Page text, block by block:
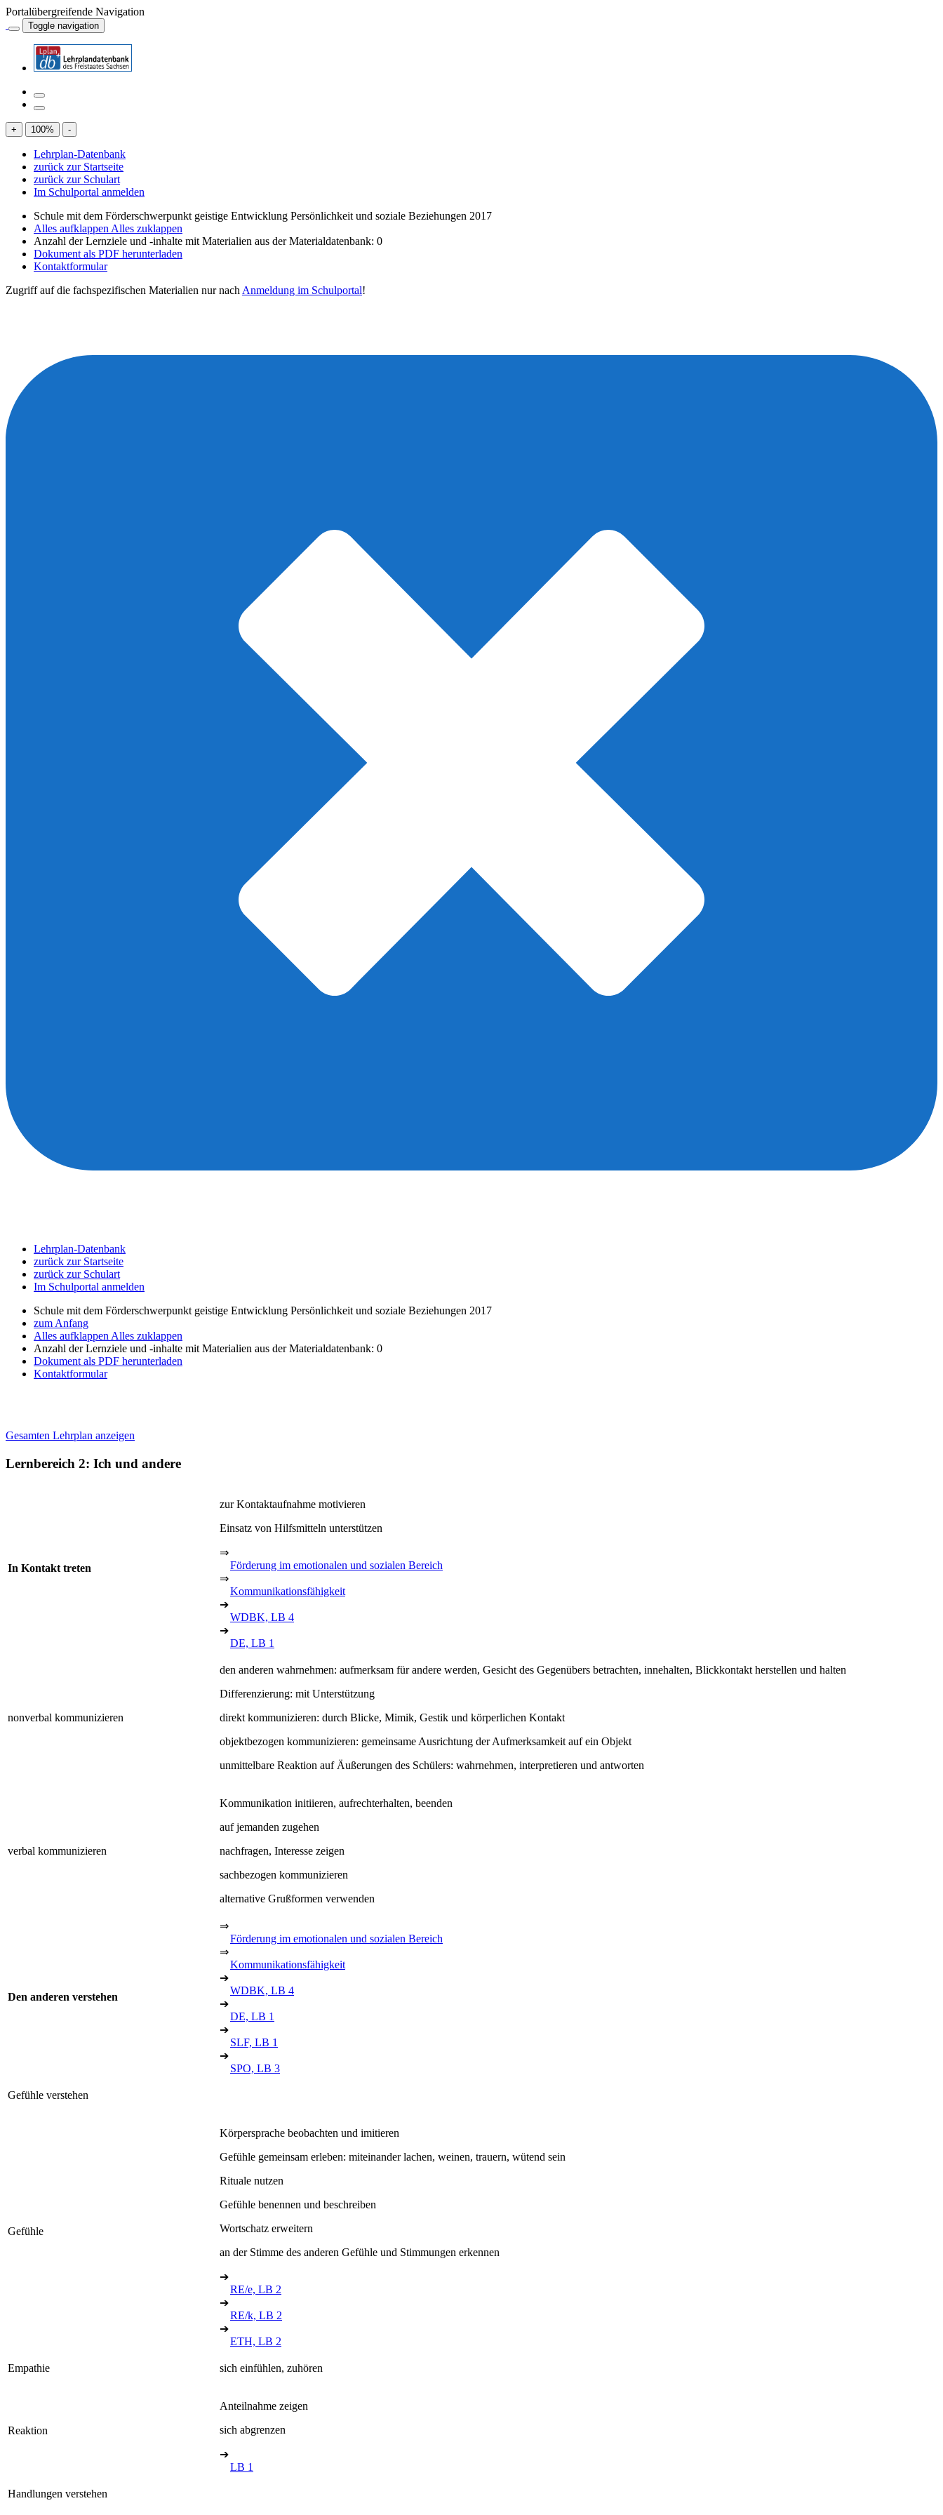
Portalübergreifende Navigation
Toggle navigation
+ 100% -
Lehrplan-Datenbank
zurück zur Startseite
zurück zur Schulart
Im Schulportal anmelden
Schule mit dem Förderschwerpunkt geistige Entwicklung Persönlichkeit und soziale Beziehungen 2017
Alles aufklappen Alles zuklappen
Anzahl der Lernziele und -inhalte mit Materialien aus der Materialdatenbank: 0
Dokument als PDF herunterladen
Kontaktformular
Zugriff auf die fachspezifischen Materialien nur nach Anmeldung im Schulportal!
Lehrplan-Datenbank
zurück zur Startseite
zurück zur Schulart
Im Schulportal anmelden
Schule mit dem Förderschwerpunkt geistige Entwicklung Persönlichkeit und soziale Beziehungen 2017
zum Anfang
Alles aufklappen Alles zuklappen
Anzahl der Lernziele und -inhalte mit Materialien aus der Materialdatenbank: 0
Dokument als PDF herunterladen
Kontaktformular
Gesamten Lehrplan anzeigen
Lernbereich 2: Ich und andere
In Kontakt treten
zur Kontaktaufnahme motivieren
Einsatz von Hilfsmitteln unterstützen
⇒
Förderung im emotionalen und sozialen Bereich
⇒
Kommunikationsfähigkeit
➔
WDBK, LB 4
➔
DE, LB 1
nonverbal kommunizieren
den anderen wahrnehmen: aufmerksam für andere werden, Gesicht des Gegenübers betrachten, innehalten, Blickkontakt herstellen und halten
Differenzierung: mit Unterstützung
direkt kommunizieren: durch Blicke, Mimik, Gestik und körperlichen Kontakt
objektbezogen kommunizieren: gemeinsame Ausrichtung der Aufmerksamkeit auf ein Objekt
unmittelbare Reaktion auf Äußerungen des Schülers: wahrnehmen, interpretieren und antworten
verbal kommunizieren
Kommunikation initiieren, aufrechterhalten, beenden
auf jemanden zugehen
nachfragen, Interesse zeigen
sachbezogen kommunizieren
alternative Grußformen verwenden
Den anderen verstehen
⇒
Förderung im emotionalen und sozialen Bereich
⇒
Kommunikationsfähigkeit
➔
WDBK, LB 4
➔
DE, LB 1
➔
SLF, LB 1
➔
SPO, LB 3
Gefühle verstehen
Gefühle
Körpersprache beobachten und imitieren
Gefühle gemeinsam erleben: miteinander lachen, weinen, trauern, wütend sein
Rituale nutzen
Gefühle benennen und beschreiben
Wortschatz erweitern
an der Stimme des anderen Gefühle und Stimmungen erkennen
➔
RE/e, LB 2
➔
RE/k, LB 2
➔
ETH, LB 2
Empathie sich einfühlen, zuhören
Reaktion
Anteilnahme zeigen
sich abgrenzen
➔
LB 1
Handlungen verstehen